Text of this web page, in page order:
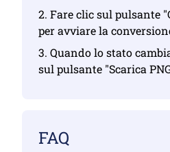
2. Fare clic sul pulsante
per avviare la
3. Quando lo stato
sul pulsante "Scarica
FAQ